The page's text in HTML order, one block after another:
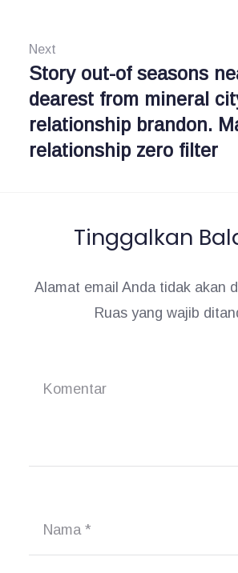
Next
N
e
x
t
Story out-of seasons
dearest from mineral
relationship brandon.
relationship zero filter
Tinggalkan
Alamat email Anda tidak akan
Ruas yang wajib
Komentar
Nama *